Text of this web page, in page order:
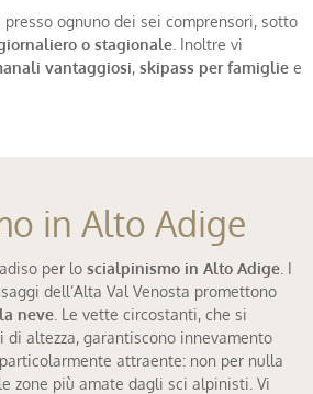
ognuno dei sei comprensori, sotto
o stagionale . Inoltre vi
vantaggiosi skipass per famiglie e
in Alto Adige
per lo scialpinismo in Alto Adige . I
dell’Alta Val Venosta promettono
neve . Le vette circostanti, che si
di altezza, garantiscono innevamento
attraente: non per nulla
zone più amate dagli sci alpinisti. Vi